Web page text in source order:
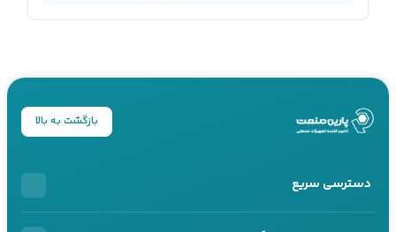
بازگشت به بالا
دسترسی سریع